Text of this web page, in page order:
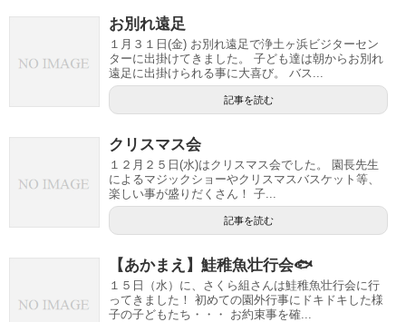
お別れ遠足
１月３１日(金) お別れ遠足で浄土ヶ浜ビジターセン
ターに出掛けてきました。 子ども達は朝からお別れ
遠足に出掛けられる事に大喜び。 バス...
記事を読む
クリスマス会
１２月２５日(水)はクリスマス会でした。 園長先生
によるマジックショーやクリスマスバスケット等、
楽しい事が盛りだくさん！ 子...
記事を読む
【あかまえ】鮭稚魚壮行会🐟
１５日（水）に、さくら組さんは鮭稚魚壮行会に行
ってきました！ 初めての園外行事にドキドキした様
子の子どもたち・・・ お約束事を確...